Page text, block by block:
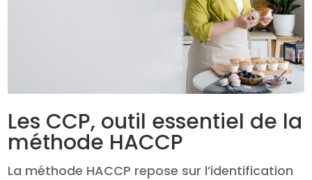
Les CCP, outil essentiel de la
méthode HACCP
La méthode HACCP repose sur l’identification